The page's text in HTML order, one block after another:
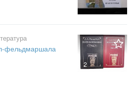
2
фельдмаршала